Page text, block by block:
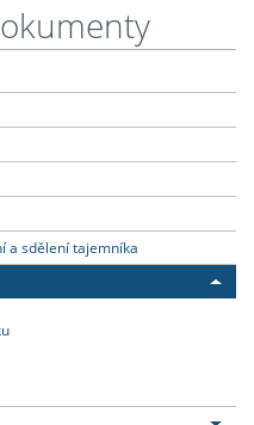
a sdělení tajemníka